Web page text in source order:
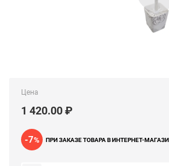
Цена
1 420.00 ₽
-7% ПРИ ЗАКАЗЕ ТОВАРА В ИНТЕРНЕТ-